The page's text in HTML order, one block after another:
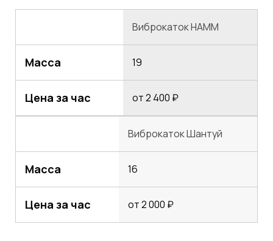
Виброкаток НАММ
Масса 19
Цена за час от 2 400 ₽
Виброкаток Шантуй
Масса 16
Цена за час от 2 000 ₽